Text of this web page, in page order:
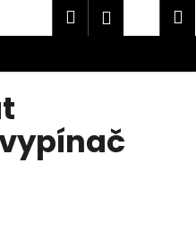
Hledat